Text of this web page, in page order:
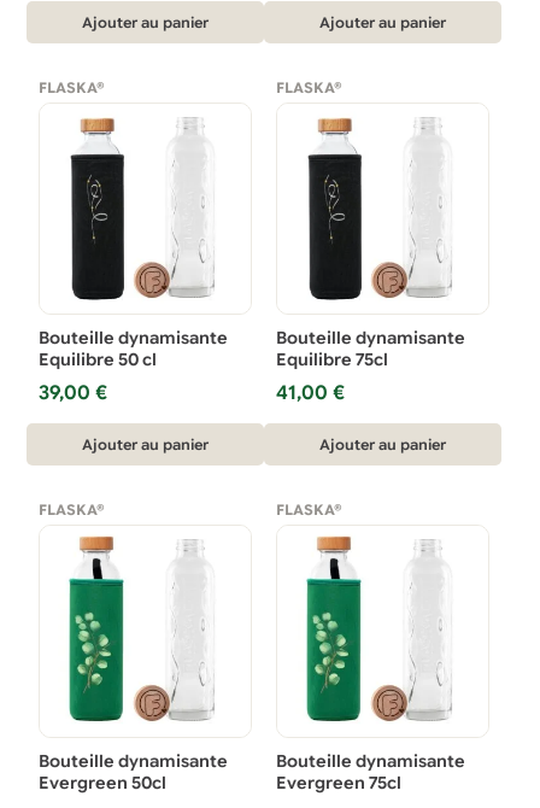
Ajouter au panier Ajouter au panier
FLASKA®
Bouteille dynamisante
Equilibre 50 cl
39,00€
Ajouter au panier
FLASKA®
Bouteille dynamisante
Equilibre 75cl
41,00 €
Ajouter au panier
FLASKA®
Bouteille dynamisante
Evergreen 50cl
FLASKA®
Bouteille dynamisante
Evergreen 75cl